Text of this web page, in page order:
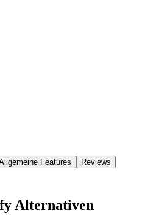
Features Reviews
Alternativen